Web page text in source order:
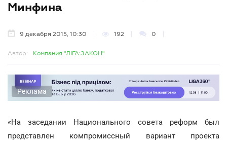
Минфина
9 декабря 2015, 10:30 192 0
Автор: Компания "ЛІГА:ЗАКОН"
Реклама
«На заседании Национального совета реформ был
представлен компромиссный вариант проекта